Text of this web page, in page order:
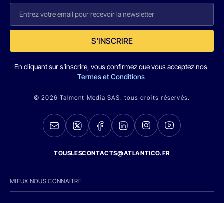
S'INSCRIRE
En cliquant sur s'inscrire, vous confirmez que vous acceptez nos
Termes et Conditions
© 2026 Talmont Media SAS. tous droits réservés.
TOUSLESCONTACTS@ATLANTICO.FR
MIEUX NOUS CONNAITRE